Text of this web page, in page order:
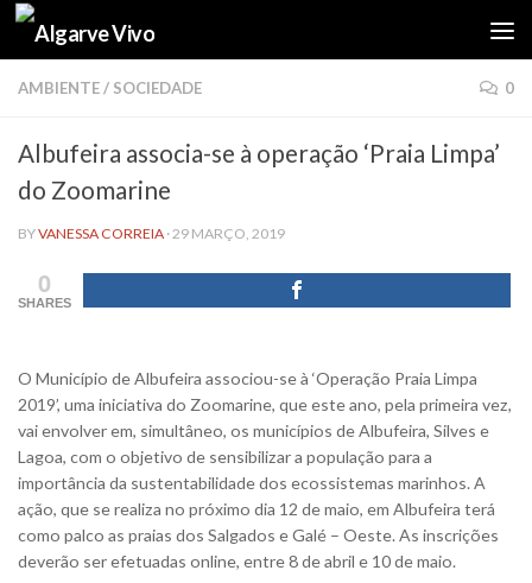
Skip to content
AMBIENTE/ SOCIEDADE 0
Albufeira associa-se à operação ‘Praia Limpa’
do Zoomarine
BYVANESSA CORREIA ·29 MARÇO, 2019
0
SHARES
O Município de Albufeira associou-se à ‘Operação Praia Limpa
2019’, uma iniciativa do Zoomarine, que este ano, pela primeira vez,
vai envolver em, simultâneo, os municípios de Albufeira, Silves e
Lagoa, com o objetivo de sensibilizar a população para a
importância da sustentabilidade dos ecossistemas marinhos. A
ação, que se realiza no próximo dia 12 de maio, em Albufeira terá
como palco as praias dos Salgados e Galé – Oeste. As inscrições
deverão ser efetuadas online, entre 8 de abril e 10 de maio.